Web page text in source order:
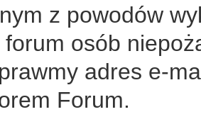
z powodów
osób
adres e-
Forum.